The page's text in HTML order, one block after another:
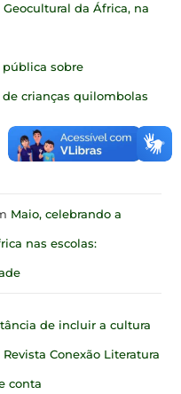
da África, na
pública sobre
crianças quilombolas
Maio, celebrando a
nas escolas:
de incluir a cultura
Conexão Literatura
conta